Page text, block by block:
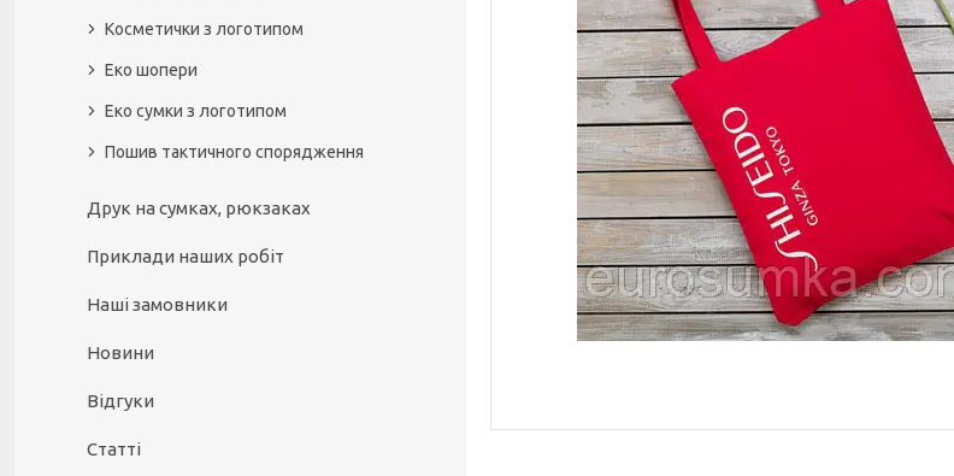
Косметички з логотипом
Еко шопери
Еко сумки з логотипом
Пошив тактичного спорядження
Друк на сумках, рюкзаках
Приклади наших робіт
Наші замовники
Новини
Відгуки
Статті